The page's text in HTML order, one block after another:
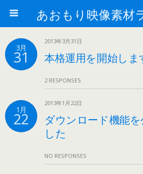
3月
31
2013年3月31日
本格運用を開始しま
2 RESPONSES
1月
22
2013年1月22日
ダウンロード機能を
した
NO RESPONSES